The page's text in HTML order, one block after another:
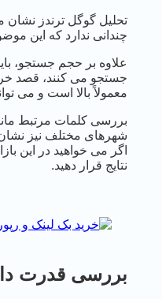
تحلیل گوگل ترندز
چندانی ندارد که این
علاوه بر حجم جستجو،
جستجو می کنند، قصد
معمولاً بالا است و می
بررسی کلمات مرتبط مانند
شهرهای مختلف نیز
اگر می خواهید در این
نتایج قرار دهید.
بررسی قدرت